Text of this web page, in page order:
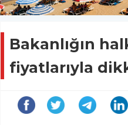
Bakanlığın
fiyatlarıyla